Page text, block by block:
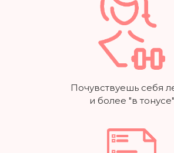
Почувствуешь себя
и более "в тонусе"